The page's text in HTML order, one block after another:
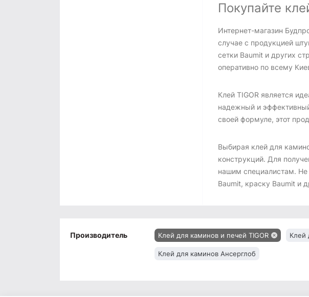
Покупайте
Интернет-магазин
случае с продукцией
сетки Baumit и других
оперативно по всему
Клей TIGOR является
надежный и
своей формуле, этот
Выбирая клей для
конструкций. Для
нашим специалистам. Не
Baumit, краску Baumit и
Производитель Клей для каминов и печей TIGOR Клей
Клей для каминов Ансерглоб